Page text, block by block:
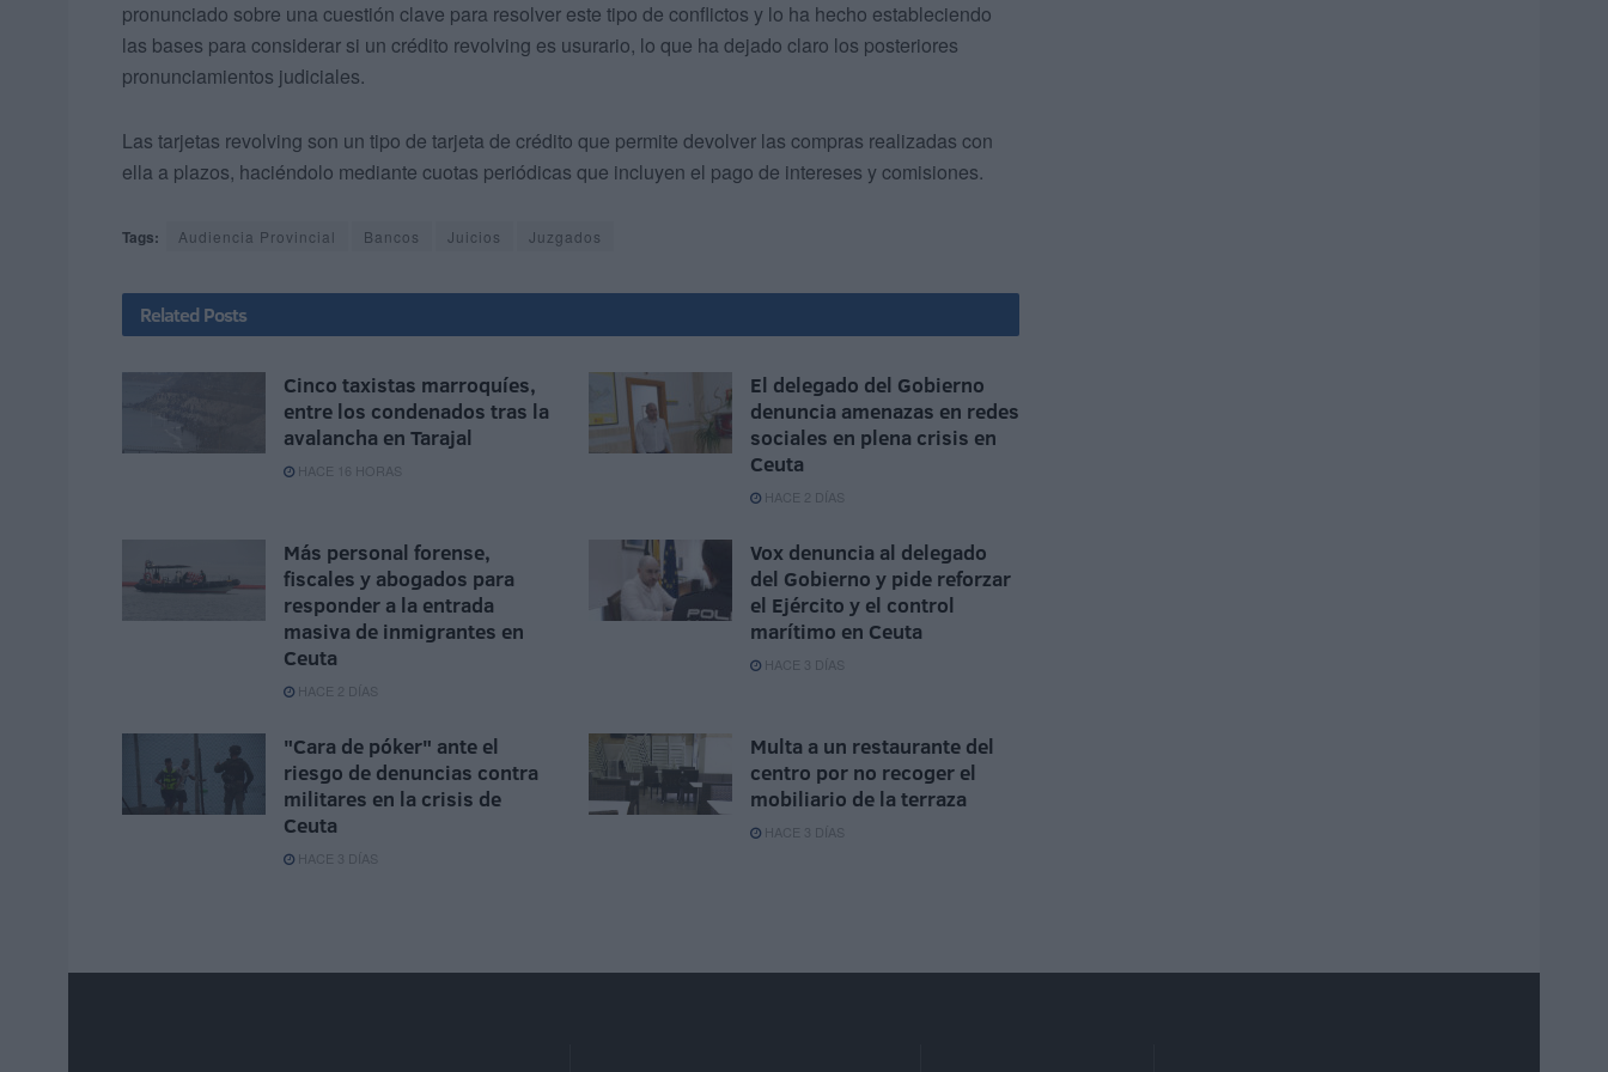
pronunciado sobre una cuestión clave para resolver este tipo de conflictos y lo ha hecho estableciendo
las bases para considerar si un crédito revolving es usurario, lo que ha dejado claro los posteriores
pronunciamientos judiciales.
Las tarjetas revolving son un tipo de tarjeta de crédito que permite devolver las compras realizadas con
ella a plazos, haciéndolo mediante cuotas periódicas que incluyen el pago de intereses y comisiones.
Tags: Audiencia Provincial Bancos Juicios Juzgados
Related Posts
Cinco taxistas marroquíes,
entre los condenados tras la
avalancha en Tarajal
HACE 16 HORAS
El delegado del Gobierno
denuncia amenazas en redes
sociales en plena crisis en
Ceuta
HACE 2 DÍAS
Más personal forense,
fiscales y abogados para
responder a la entrada
masiva de inmigrantes en
Ceuta
HACE 2 DÍAS
Vox denuncia al delegado
del Gobierno y pide reforzar
el Ejército y el control
marítimo en Ceuta
HACE 3 DÍAS
"Cara de póker" ante el
riesgo de denuncias contra
militares en la crisis de
Ceuta
HACE 3 DÍAS
Multa a un restaurante del
centro por no recoger el
mobiliario de la terraza
HACE 3 DÍAS